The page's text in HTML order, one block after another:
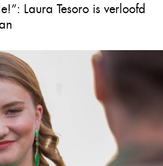
Laura Tesoro is verloofd